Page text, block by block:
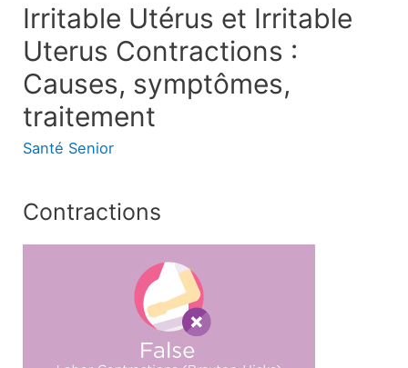
Irritable Utérus et Irritable
Uterus Contractions :
Causes, symptômes,
traitement
Santé Senior
Contractions